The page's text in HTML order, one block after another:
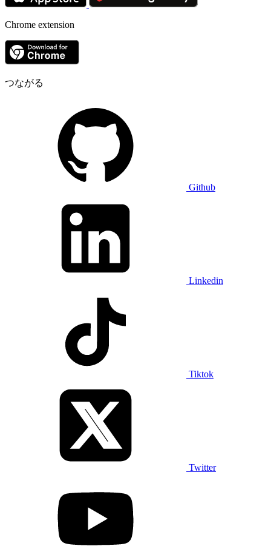
Chrome extension
つながる
Github
Linkedin
Tiktok
Twitter